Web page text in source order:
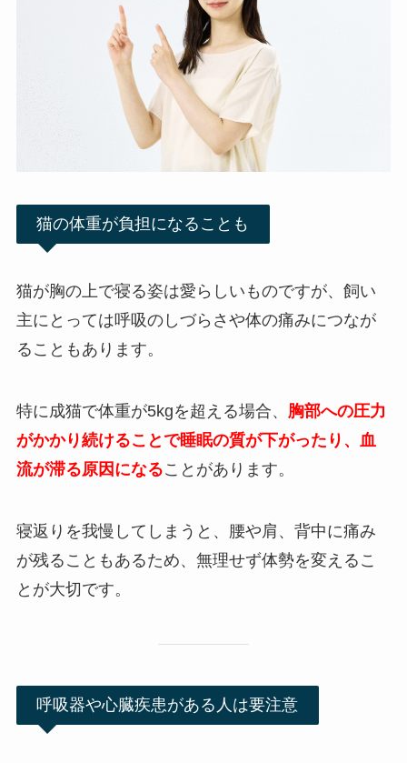
猫の体重が負担になることも
猫が胸の上で寝る姿は愛らしいものですが、飼い
主にとっては呼吸のしづらさや体の痛みにつなが
ることもあります。
特に成猫で体重が5kgを超える場合、 胸部への圧力
がかかり続けることで睡眠の質が下がったり、血
流が滞る原因になることがあります。
寝返りを我慢してしまうと、腰や肩、背中に痛み
が残ることもあるため、無理せず体勢を変えるこ
とが大切です。
呼吸器や心臓疾患がある人は要注意